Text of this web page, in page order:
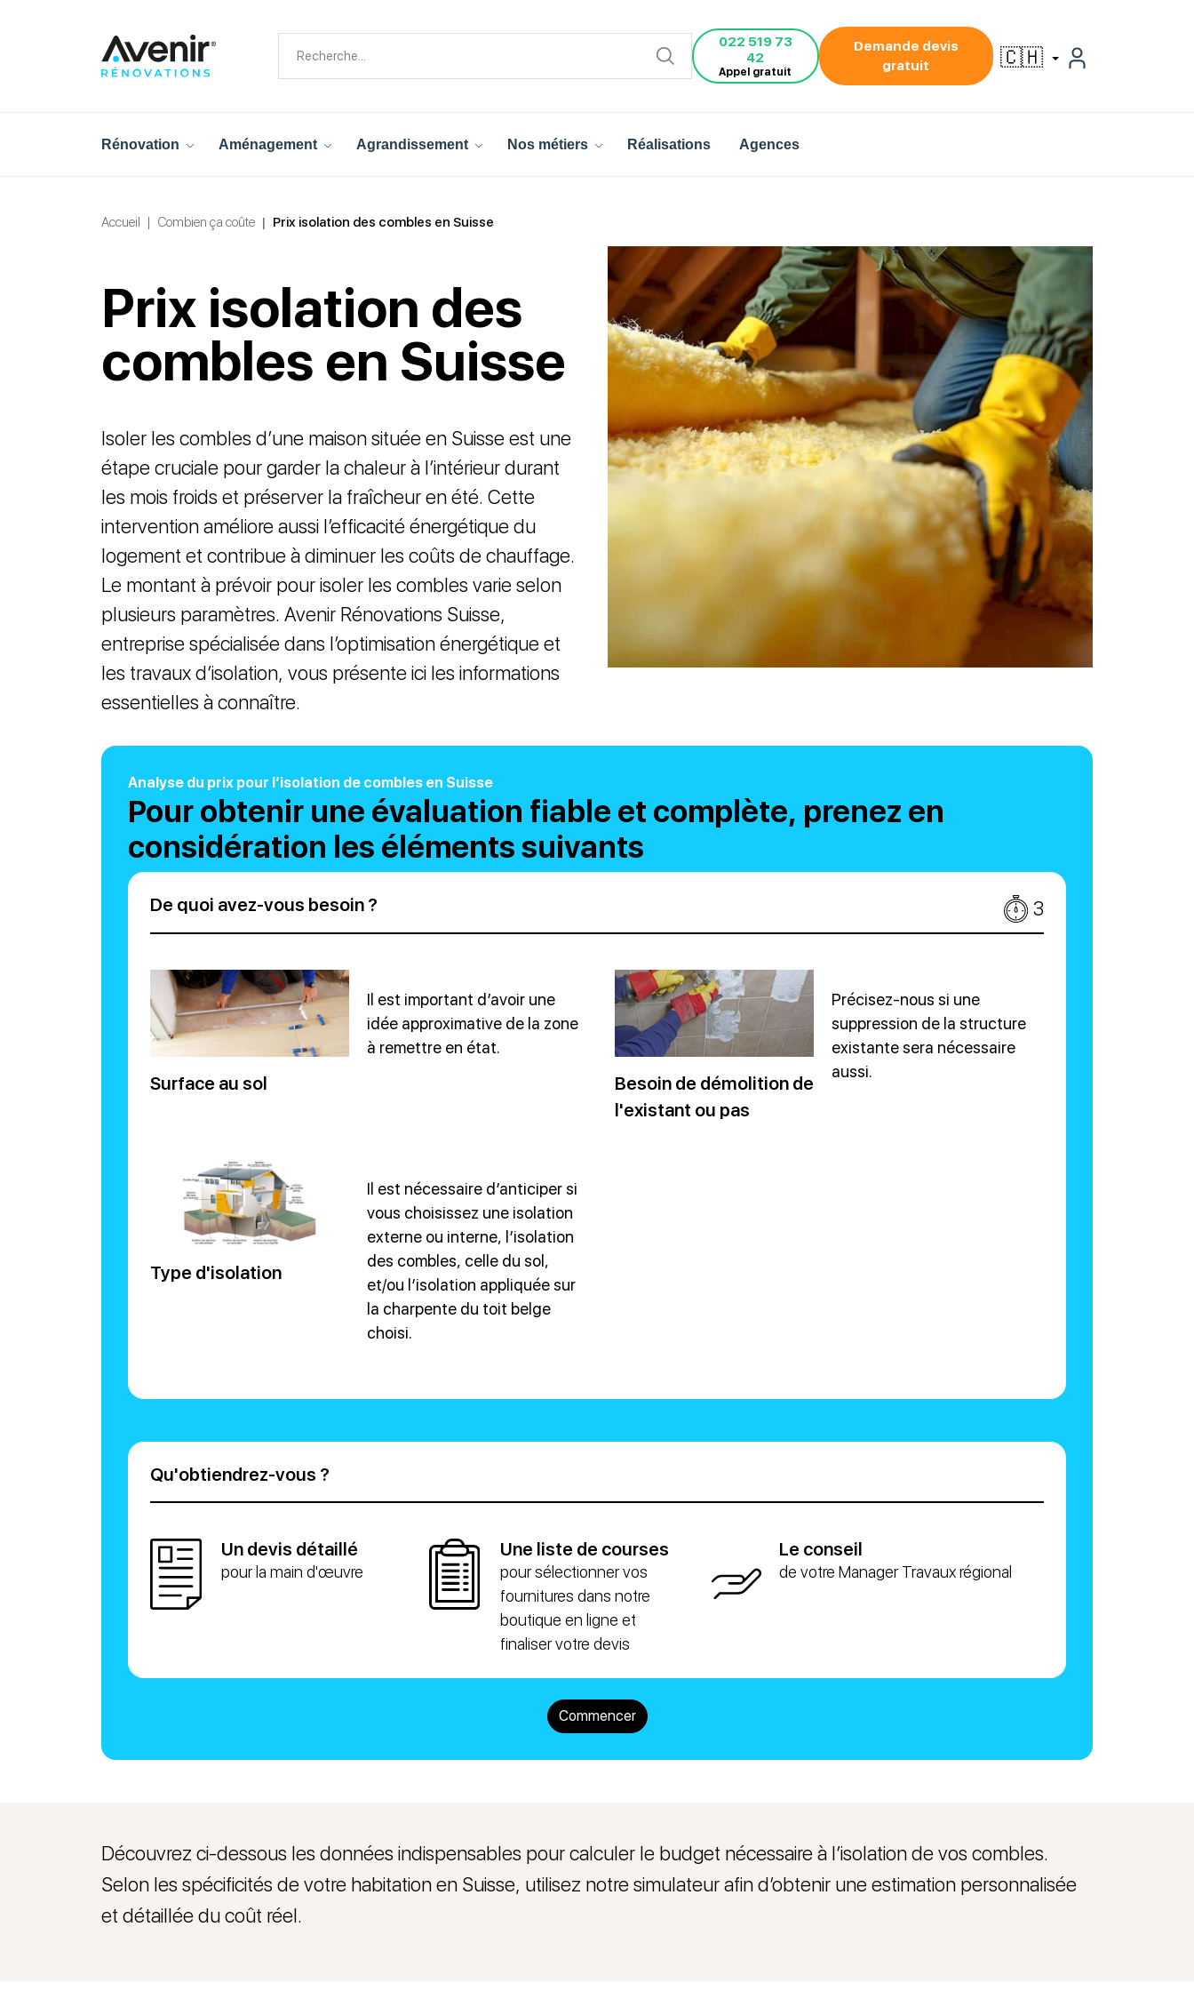
022 519 73
42
Appel gratuit
Demande devis
gratuit
🇨🇭
Rénovation Aménagement Agrandissement Nos métiers Réalisations Agences
Accueil Combien ça coûte Prix isolation des combles en Suisse
Prix isolation des
combles en Suisse
Isoler les combles d’une maison située en Suisse est une
étape cruciale pour garder la chaleur à l’intérieur durant
les mois froids et préserver la fraîcheur en été. Cette
intervention améliore aussi l’efficacité énergétique du
logement et contribue à diminuer les coûts de chauffage.
Le montant à prévoir pour isoler les combles varie selon
plusieurs paramètres. Avenir Rénovations Suisse,
entreprise spécialisée dans l’optimisation énergétique et
les travaux d’isolation, vous présente ici les informations
essentielles à connaître.
Analyse du prix pour l’isolation de combles en Suisse
Pour obtenir une évaluation fiable et complète, prenez en
considération les éléments suivants
De quoi avez-vous besoin ? 3
Surface au sol
Il est important d’avoir une
idée approximative de la zone
à remettre en état.
Besoin de démolition de
l'existant ou pas
Précisez-nous si une
suppression de la structure
existante sera nécessaire
aussi.
Type d'isolation
Il est nécessaire d’anticiper si
vous choisissez une isolation
externe ou interne, l’isolation
des combles, celle du sol,
et/ou l’isolation appliquée sur
la charpente du toit belge
choisi.
Qu'obtiendrez-vous ?
Un devis détaillé
pour la main d'œuvre
Une liste de courses
pour sélectionner vos
fournitures dans notre
boutique en ligne et
finaliser votre devis
Le conseil
de votre Manager Travaux régional
Commencer
Découvrez ci-dessous les données indispensables pour calculer le budget nécessaire à l’isolation de vos combles.
Selon les spécificités de votre habitation en Suisse, utilisez notre simulateur afin d’obtenir une estimation personnalisée
et détaillée du coût réel.